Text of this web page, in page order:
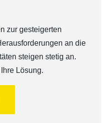
zur gesteigerten
an die
steigen stetig an.
Lösung.